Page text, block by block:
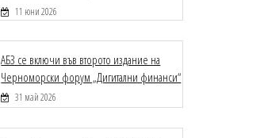
11 юни 2026
АБЗ се включи във второто издание на
Черноморски форум „Дигитални финанси“
31 май 2026